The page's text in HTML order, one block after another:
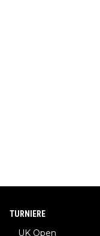
TURNIERE
UK Open